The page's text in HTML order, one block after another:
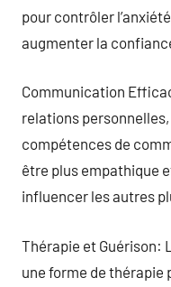
pour contrôler
augmenter la
Communication
relations
compétences de
être plus empathique
influencer les autres
Thérapie et Guérison:
une forme de thérapie